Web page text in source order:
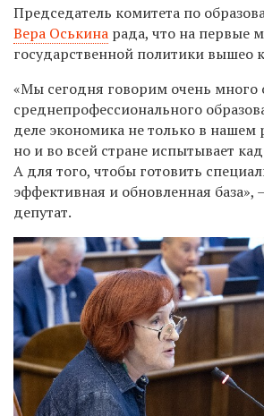
Председатель комитета по
Вера Оськина рада, что на первые
государственной политики вышео
«Мы сегодня говорим очень много
среднепрофессионального
деле экономика не только в нашем
но и во всей стране испытывает
А для того, чтобы готовить
эффективная и обновленная база»,
депутат.